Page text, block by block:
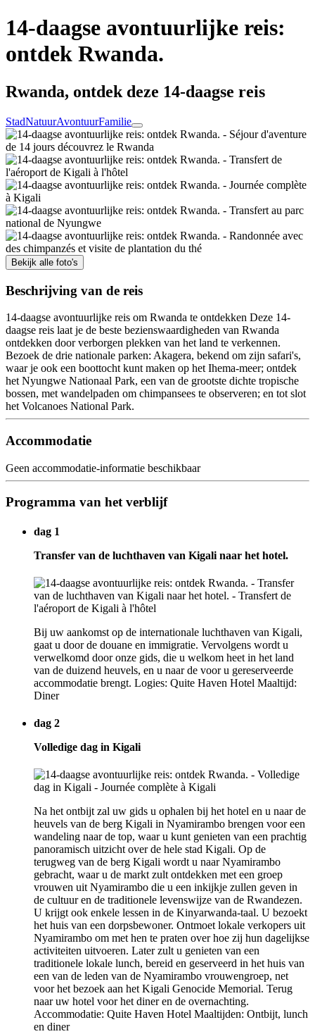
14-daagse avontuurlijke reis:
ontdek Rwanda.
Rwanda, ontdek deze 14-daagse reis
StadNatuurAvontuurFamilie
Bekijk alle foto's
Beschrijving van de reis
14-daagse avontuurlijke reis om Rwanda te ontdekken Deze 14-
daagse reis laat je de beste bezienswaardigheden van Rwanda
ontdekken door verborgen plekken van het land te verkennen.
Bezoek de drie nationale parken: Akagera, bekend om zijn safari's,
waar je ook een boottocht kunt maken op het Ihema-meer; ontdek
het Nyungwe Nationaal Park, een van de grootste dichte tropische
bossen, met wandelpaden om chimpansees te observeren; en tot slot
het Volcanoes National Park.
Accommodatie
Geen accommodatie-informatie beschikbaar
Programma van het verblijf
dag 1
Transfer van de luchthaven van Kigali naar het hotel.
Bij uw aankomst op de internationale luchthaven van Kigali,
gaat u door de douane en immigratie. Vervolgens wordt u
verwelkomd door onze gids, die u welkom heet in het land
van de duizend heuvels, en u naar de voor u gereserveerde
accommodatie brengt. Logies: Quite Haven Hotel Maaltijd:
Diner
dag 2
Volledige dag in Kigali
Na het ontbijt zal uw gids u ophalen bij het hotel en u naar de
heuvels van de berg Kigali in Nyamirambo brengen voor een
wandeling naar de top, waar u kunt genieten van een prachtig
panoramisch uitzicht over de hele stad Kigali. Op de
terugweg van de berg Kigali wordt u naar Nyamirambo
gebracht, waar u de markt zult ontdekken met een groep
vrouwen uit Nyamirambo die u een inkijkje zullen geven in
de cultuur en de traditionele levenswijze van de Rwandezen.
U krijgt ook enkele lessen in de Kinyarwanda-taal. U bezoekt
het huis van een dorpsbewoner. Ontmoet lokale verkopers uit
Nyamirambo om met hen te praten over hoe zij hun dagelijkse
activiteiten uitvoeren. Later zult u genieten van een
traditionele lokale lunch, bereid en geserveerd in het huis van
een van de leden van de Nyamirambo vrouwengroep, net
voor het bezoek aan het Kigali Genocide Memorial. Terug
naar uw hotel voor het diner en de overnachting.
Accommodatie: Quite Haven Hotel Maaltijden: Ontbijt, lunch
en diner